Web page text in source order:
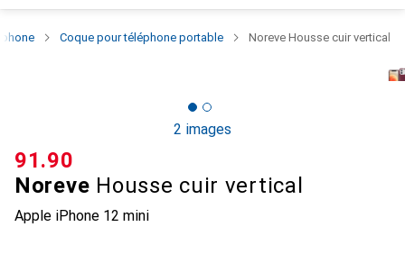
Coque pour téléphone portable Noreve Housse cuir vertical
2 images
Noreve Housse cuir vertical
Apple iPhone 12 mini
CHF
91.90